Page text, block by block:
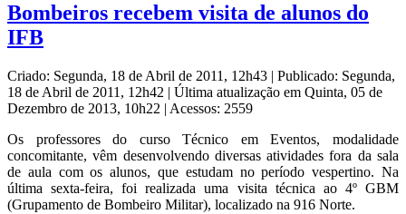
Bombeiros recebem visita de alunos do
IFB
Criado: Segunda, 18 de Abril de 2011, 12h43 | Publicado: Segunda,
18 de Abril de 2011, 12h42 | Última atualização em Quinta, 05 de
Dezembro de 2013, 10h22 | Acessos: 2559
Os professores do curso Técnico em Eventos, modalidade
concomitante, vêm desenvolvendo diversas atividades fora da sala
de aula com os alunos, que estudam no período vespertino. Na
última sexta-feira, foi realizada uma visita técnica ao 4º GBM
(Grupamento de Bombeiro Militar), localizado na 916 Norte.